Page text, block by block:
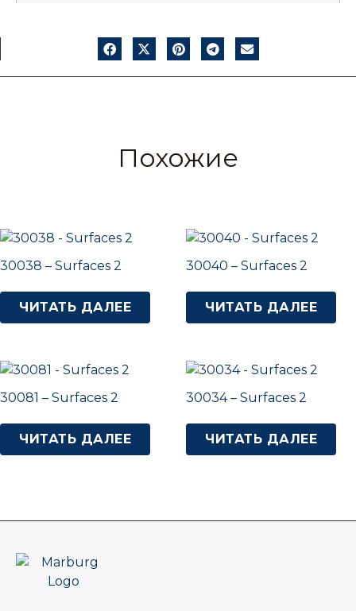
Похожие
30038 – Surfaces 2
ЧИТАТЬ ДАЛЕЕ
30040 – Surfaces 2
ЧИТАТЬ ДАЛЕЕ
30081 – Surfaces 2
ЧИТАТЬ ДАЛЕЕ
30034 – Surfaces 2
ЧИТАТЬ ДАЛЕЕ